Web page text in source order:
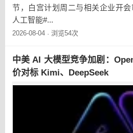
节，白宫计划周二与相关企业开
人工智能#...
2026-08-04 · 浏览54次
中美 AI 大模型竞争加剧：
价对标 Kimi、DeepSeek